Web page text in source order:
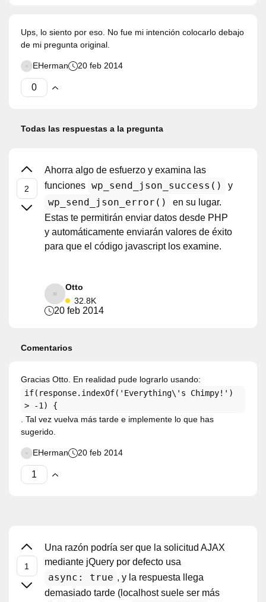
Ups, lo siento por eso. No fue mi intención colocarlo debajo
de mi pregunta original.
EHerman 20 feb 2014
Todas las respuestas a la pregunta
Ahorra algo de esfuerzo y examina las
funciones wp_send_json_success() y
wp_send_json_error()
en su lugar.
Estas te permitirán enviar datos desde PHP
y automáticamente enviarán valores de éxito
para que el código javascript los examine.
Otto
32.8K
20 feb 2014
Comentarios
Gracias Otto. En realidad pude lograrlo usando:
if(response.indexOf('Everything\'s Chimpy!')
> -1) {
. Tal vez vuelva más tarde e implemente lo que has
sugerido.
EHerman 20 feb 2014
Una razón podría ser que la solicitud AJAX
mediante jQuery por defecto usa
async: true , y la respuesta llega
demasiado tarde (localhost suele ser más